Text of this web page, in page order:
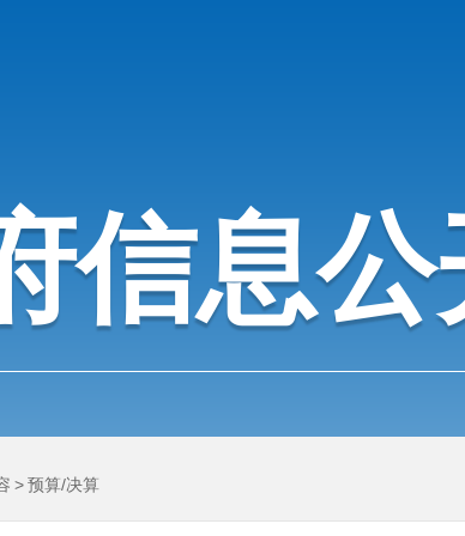
信息公
>预算/决算